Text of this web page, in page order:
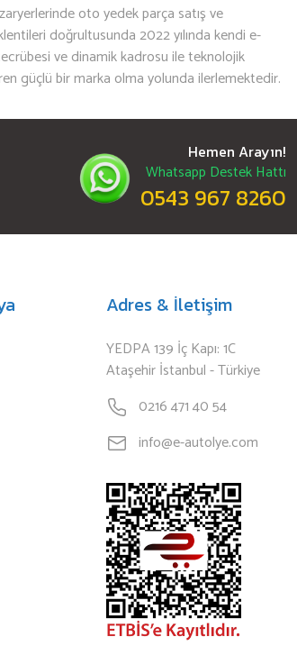
oto yedek parça satış ve
doğrultusunda 2022 yılında kendi e-
ve dinamik kadrosu ile teknolojik
güçlü bir marka olma yolunda ilerlemektedir.
Hemen Arayın!
Whatsapp Destek Hattı
0543 967 8260
Adres & İletişim
YEDPA 139 İç Kapı: 1C
Ataşehir İstanbul - Türkiye
0216 471 40 54
info@e-autolye.com